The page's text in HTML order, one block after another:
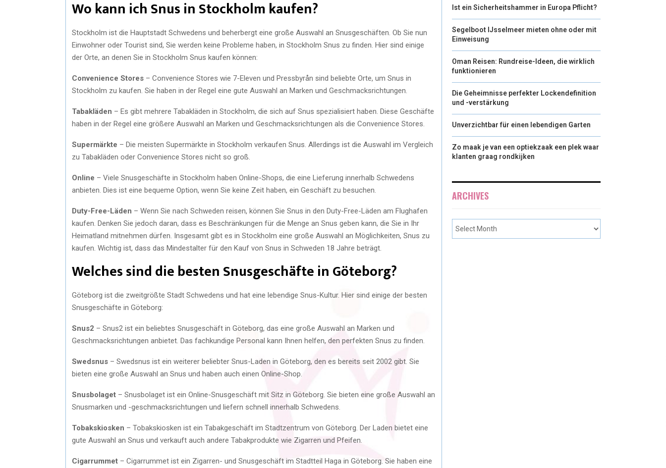
Wo kann ich Snus in Stockholm kaufen?
Stockholm ist die Hauptstadt Schwedens und beherbergt eine große Auswahl an Snusgeschäften. Ob Sie nun
Einwohner oder Tourist sind, Sie werden keine Probleme haben, in Stockholm Snus zu finden. Hier sind einige
der Orte, an denen Sie in Stockholm Snus kaufen können:
Convenience Stores – Convenience Stores wie 7-Eleven und Pressbyrån sind beliebte Orte, um Snus in
Stockholm zu kaufen. Sie haben in der Regel eine gute Auswahl an Marken und Geschmacksrichtungen.
Tabakläden – Es gibt mehrere Tabakläden in Stockholm, die sich auf Snus spezialisiert haben. Diese Geschäfte
haben in der Regel eine größere Auswahl an Marken und Geschmacksrichtungen als die Convenience Stores.
Supermärkte – Die meisten Supermärkte in Stockholm verkaufen Snus. Allerdings ist die Auswahl im Vergleich
zu Tabakläden oder Convenience Stores nicht so groß.
Online – Viele Snusgeschäfte in Stockholm haben Online-Shops, die eine Lieferung innerhalb Schwedens
anbieten. Dies ist eine bequeme Option, wenn Sie keine Zeit haben, ein Geschäft zu besuchen.
Duty-Free-Läden – Wenn Sie nach Schweden reisen, können Sie Snus in den Duty-Free-Läden am Flughafen
kaufen. Denken Sie jedoch daran, dass es Beschränkungen für die Menge an Snus geben kann, die Sie in Ihr
Heimatland mitnehmen dürfen. Insgesamt gibt es in Stockholm eine große Auswahl an Möglichkeiten, Snus zu
kaufen. Wichtig ist, dass das Mindestalter für den Kauf von Snus in Schweden 18 Jahre beträgt.
Welches sind die besten Snusgeschäfte in Göteborg?
Göteborg ist die zweitgrößte Stadt Schwedens und hat eine lebendige Snus-Kultur. Hier sind einige der besten
Snusgeschäfte in Göteborg:
Snus2 – Snus2 ist ein beliebtes Snusgeschäft in Göteborg, das eine große Auswahl an Marken und
Geschmacksrichtungen anbietet. Das fachkundige Personal kann Ihnen helfen, den perfekten Snus zu finden.
Swedsnus – Swedsnus ist ein weiterer beliebter Snus-Laden in Göteborg, den es bereits seit 2002 gibt. Sie
bieten eine große Auswahl an Snus und haben auch einen Online-Shop.
Snusbolaget – Snusbolaget ist ein Online-Snusgeschäft mit Sitz in Göteborg. Sie bieten eine große Auswahl an
Snusmarken und -geschmacksrichtungen und liefern schnell innerhalb Schwedens.
Tobakskiosken – Tobakskiosken ist ein Tabakgeschäft im Stadtzentrum von Göteborg. Der Laden bietet eine
gute Auswahl an Snus und verkauft auch andere Tabakprodukte wie Zigarren und Pfeifen.
Cigarrummet – Cigarrummet ist ein Zigarren- und Snusgeschäft im Stadtteil Haga in Göteborg. Sie haben eine
Ist ein Sicherheitshammer in Europa Pflicht?
Segelboot IJsselmeer mieten ohne oder mit
Einweisung
Oman Reisen: Rundreise-Ideen, die wirklich
funktionieren
Die Geheimnisse perfekter Lockendefinition
und -verstärkung
Unverzichtbar für einen lebendigen Garten
Zo maak je van een optiekzaak een plek waar
klanten graag rondkijken
ARCHIVES